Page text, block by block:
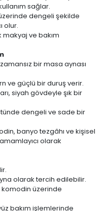
sağlar.
dengeli şekilde
olur.
ve bakım
bir masa aynası
ve güçlü bir duruş verir.
siyah gövdeyle şık bir
dengeli ve sade bir
banyo tezgâhı ve kişisel
olarak
olarak tercih edilebilir.
komodin üzerinde
bakım işlemlerinde